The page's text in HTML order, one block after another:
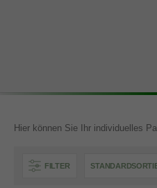
Hier können Sie Ihr individuelles
FILTER